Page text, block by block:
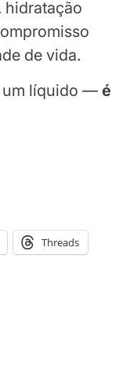
hidratação
de vida.
um líquido — é
Threads